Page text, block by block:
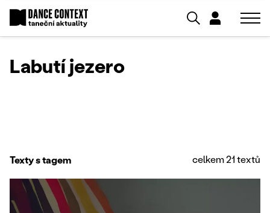
Labutí jezero
Texty s tagem celkem 21 textů